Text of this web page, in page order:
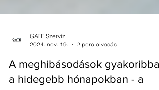
2024. nov. 19.
2 perc olvasás
A meghibásodások gyakoribbak